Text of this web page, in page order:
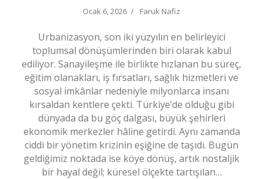
Ocak 6, 2026 Faruk Nafiz
Urbanizasyon, son iki yüzyılın en belirleyici
toplumsal dönüşümlerinden biri olarak kabul
ediliyor. Sanayileşme ile birlikte hızlanan bu süreç,
eğitim olanakları, iş fırsatları, sağlık hizmetleri ve
sosyal imkânlar nedeniyle milyonlarca insanı
kırsaldan kentlere çekti. Türkiye’de olduğu gibi
dünyada da bu göç dalgası, büyük şehirleri
ekonomik merkezler hâline getirdi. Aynı zamanda
ciddi bir yönetim krizinin eşiğine de taşıdı. Bugün
geldiğimiz noktada ise köye dönüş, artık nostaljik
bir hayal değil; küresel ölçekte tartışılan…